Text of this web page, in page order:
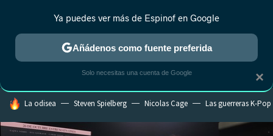
ESTRENOS REALITY ANIME RANKINGS CINE
HOY SE HABLA DE
La odisea Steven Spielberg Nicolas Cage Las guerreras K-Pop
×
Ya puedes ver más de Espinof en Google
Añádenos como fuente preferida
Solo necesitas una cuenta de Google